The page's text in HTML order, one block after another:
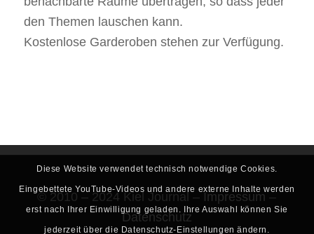
den Themen lauschen kann.
Kostenlose Garderoben stehen zur Verfügung.
© 2010 – 2024 Kiel Journal –Impressum–
Datenschutz
Diese Website verwendet technisch notwendige Cookies.
Eingebettete YouTube-Videos und andere externe Inhalte werden
erst nach Ihrer Einwilligung geladen. Ihre Auswahl können Sie
jederzeit über die Datenschutz-Einstellungen ändern.